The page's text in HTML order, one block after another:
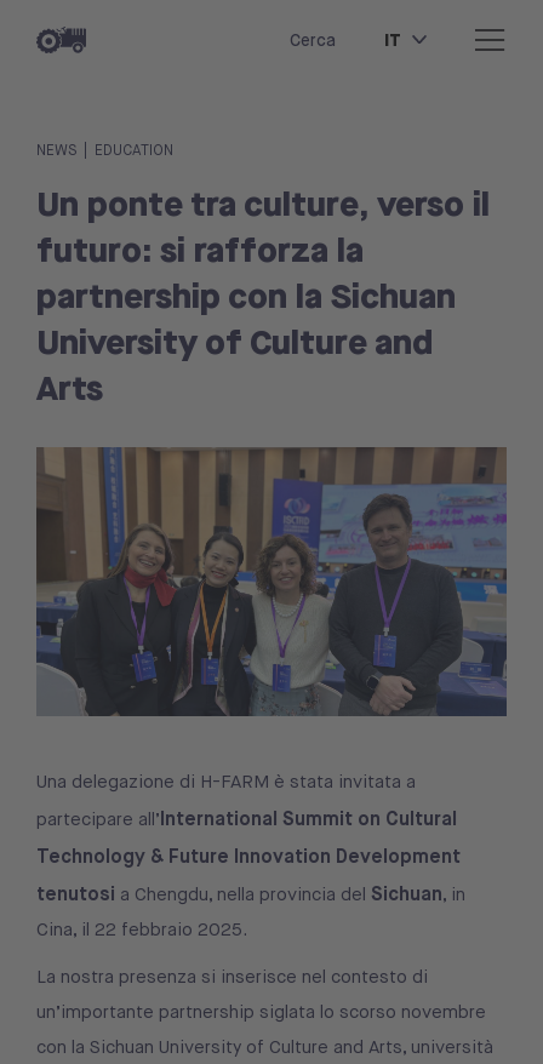
Cerca IT
NEWS EDUCATION
Un ponte tra culture, verso il
futuro: si rafforza la
partnership con la Sichuan
University of Culture and
Arts
Una delegazione di H-FARM è stata invitata a
partecipare all’International Summit on Cultural
Technology & Future Innovation Development
tenutosi a Chengdu, nella provincia del Sichuan, in
Cina, il 22 febbraio 2025.
La nostra presenza si inserisce nel contesto di
un’importante partnership siglata lo scorso novembre
con la Sichuan University of Culture and Arts, università